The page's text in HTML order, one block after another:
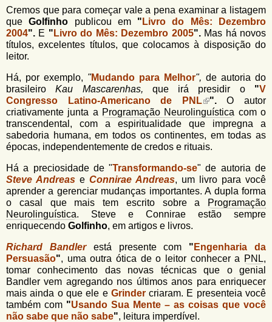
c
a
Cremos que para começar vale a pena examinar a listagem
que Golfinho publicou em " Livro do Mês: Dezembro
2004". E " Livro do Mês: Dezembro 2005".Mas há novos
títulos, excelentes títulos, que colocamos à disposição do
leitor.
Há, por exemplo, "Mudando para Melhor", de autoria do
brasileiroKau Mascarenhas, que irá presidir o "V
Congresso Latino-Americano de PNL
".O autor
criativamente junta a Programação Neurolinguística com o
transcendental, com a espiritualidade que impregna a
sabedoria humana, em todos os continentes, em todas as
épocas, independentemente de credos e rituais.
Há a preciosidade de "Transformando-se" de autoria de
Steve Andreas e Connirae Andreas, um livro para você
aprender a gerenciar mudanças importantes. A dupla forma
o casal que mais tem escrito sobre a
Programação
Neurolinguística. Steve e Connirae estão sempre
enriquecendo Golfinho, em artigos e livros.
Richard Bandlerestá presente com " Engenharia da
Persuasão", uma outra ótica de o leitor conhecer a PNL,
tomar conhecimento das novas técnicas que o genial
Bandler vem agregando nos últimos anos para enriquecer
mais ainda o que ele e Grindercriaram. E presenteia você
também com "Usando Sua Mente – as coisas que você
não sabe que não sabe", leitura imperdível.